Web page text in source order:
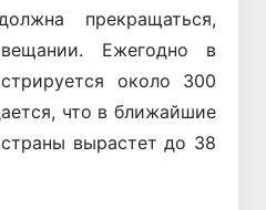
прекращаться,
Ежегодно в
около 300
что в ближайшие
вырастет до 38